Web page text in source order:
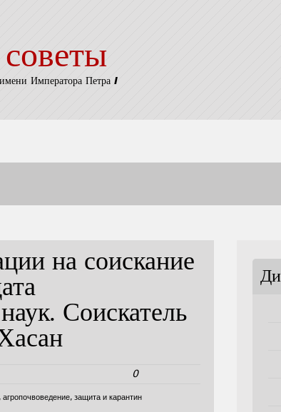
имени Императора Петра I
на соискание
Соискатель
0
защита и карантин